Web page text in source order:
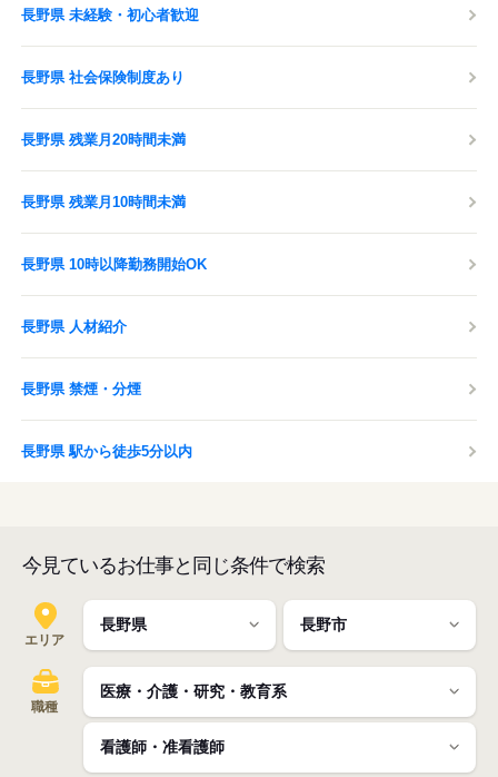
長野県 未経験・初心者歓迎
長野県 社会保険制度あり
長野県 残業月20時間未満
長野県 残業月10時間未満
長野県 10時以降勤務開始OK
長野県 人材紹介
長野県 禁煙・分煙
長野県 駅から徒歩5分以内
今見ているお仕事と同じ条件で検索
エリア
職種